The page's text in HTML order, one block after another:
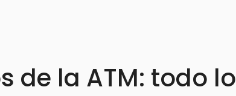
de la ATM: todo lo